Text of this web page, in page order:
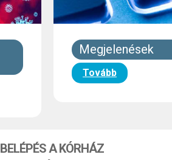
Megjelenések
Tovább
BELÉPÉS A KÓRHÁZ